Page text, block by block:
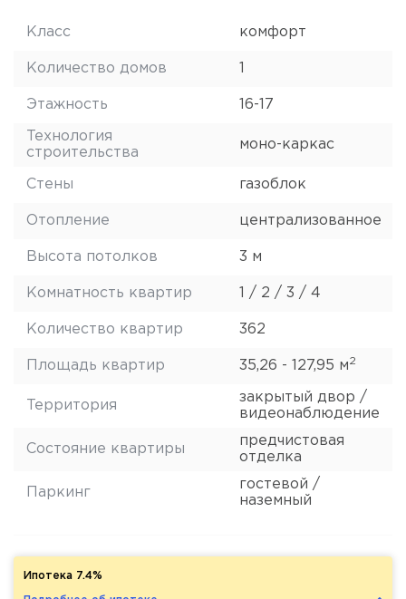
Класс комфорт
Количество домов 1
Этажность 16-17
Технология
строительства
моно-каркас
Стены газоблок
Отопление централизованное
Высота потолков 3 м
Комнатность квартир 1 / 2 / 3 / 4
Количество квартир 362
Площадь квартир 35,26 - 127,95 м2
Территория
закрытый двор /
видеонаблюдение
Состояние квартиры
предчистовая
отделка
Паркинг
гостевой /
наземный
Ипотека 7.4%